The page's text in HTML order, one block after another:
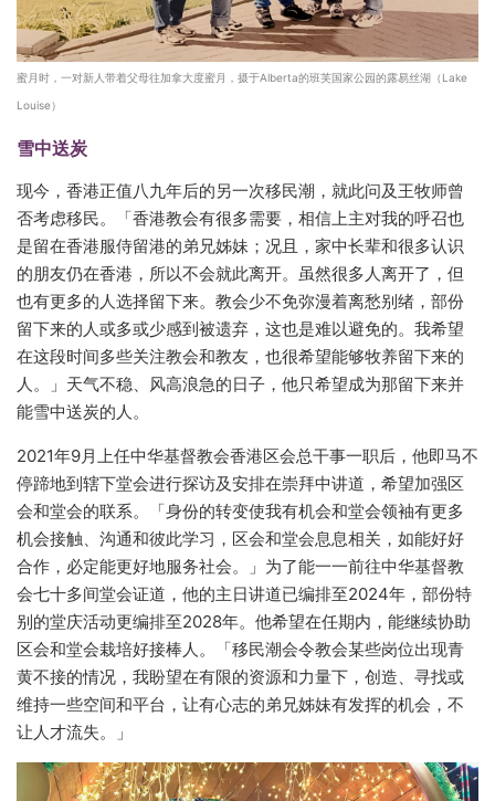
蜜月时，一对新人带着父母往加拿大度蜜月，摄于Alberta的班芙国家公园的露易丝湖（Lake
Louise）
雪中送炭
现今，香港正值八九年后的另一次移民潮，就此问及王牧师曾
否考虑移民。「香港教会有很多需要，相信上主对我的呼召也
是留在香港服侍留港的弟兄姊妹；况且，家中长辈和很多认识
的朋友仍在香港，所以不会就此离开。虽然很多人离开了，但
也有更多的人选择留下来。教会少不免弥漫着离愁别绪，部份
留下来的人或多或少感到被遗弃，这也是难以避免的。我希望
在这段时间多些关注教会和教友，也很希望能够牧养留下来的
人。」天气不稳、风高浪急的日子，他只希望成为那留下来并
能雪中送炭的人。
2021年9月上任中华基督教会香港区会总干事一职后，他即马不
停蹄地到辖下堂会进行探访及安排在崇拜中讲道，希望加强区
会和堂会的联系。「身份的转变使我有机会和堂会领袖有更多
机会接触、沟通和彼此学习，区会和堂会息息相关，如能好好
合作，必定能更好地服务社会。」为了能一一前往中华基督教
会七十多间堂会证道，他的主日讲道已编排至2024年，部份特
别的堂庆活动更编排至2028年。他希望在任期内，能继续协助
区会和堂会栽培好接棒人。「移民潮会令教会某些岗位出现青
黄不接的情况，我盼望在有限的资源和力量下，创造、寻找或
维持一些空间和平台，让有心志的弟兄姊妹有发挥的机会，不
让人才流失。」